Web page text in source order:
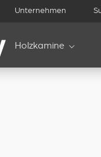
Unternehmen
Holzkamine